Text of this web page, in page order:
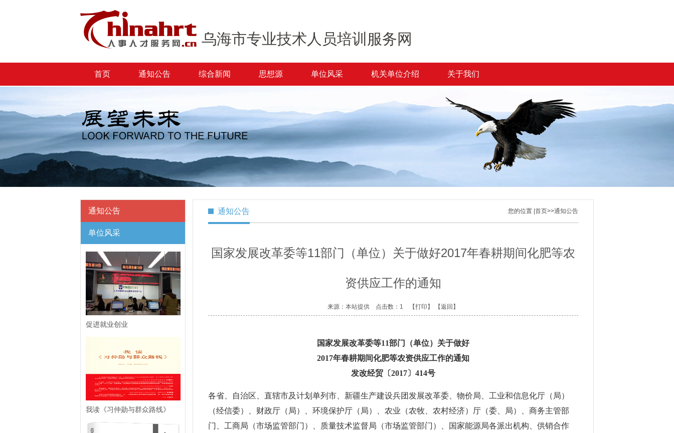
乌海市专业技术人员培训服务网
首页 通知公告 综合新闻 思想源 单位风采 机关单位介绍 关于我们
通知公告
单位风采
促进就业创业
我读《习仲勋与群众路线》
通知公告 您的位置 | 首页>>通知公告
国家发展改革委等11部门（单位）关于做好2017年春耕期间化肥等农
资供应工作的通知
来源：本站提供 点击数：1 【打印】 【返回】
国家发展改革委等11部门（单位）关于做好
2017年春耕期间化肥等农资供应工作的通知
发改经贸〔2017〕414号
各省、自治区、直辖市及计划单列市、新疆生产建设兵团发展改革委、物价局、工业和信息化厅（局）
（经信委）、财政厅（局）、环境保护厅（局）、农业（农牧、农村经济）厅（委、局）、商务主管部
门、工商局（市场监管部门）、质量技术监督局（市场监管部门）、国家能源局各派出机构、供销合作